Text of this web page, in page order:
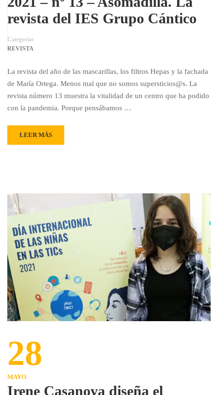
revista del IES Grupo Cántico
Categorías
REVISTA
La revista del año de las mascarillas, los filtros Hepas y la fachada
de María Ortega. Menos mal que no somos supersticios@s. La
revista número 13 muestra la vitalidad de un centro que ha podido
con la pandemia. Porque pensábamos …
LEER MÁS
28
MAYO
Irene Casanova diseña el